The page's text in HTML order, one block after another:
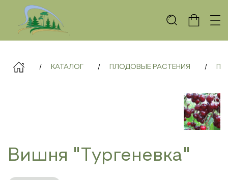
КАТАЛОГ ПЛОДОВЫЕ РАСТЕНИЯ
Вишня "Тургеневка"